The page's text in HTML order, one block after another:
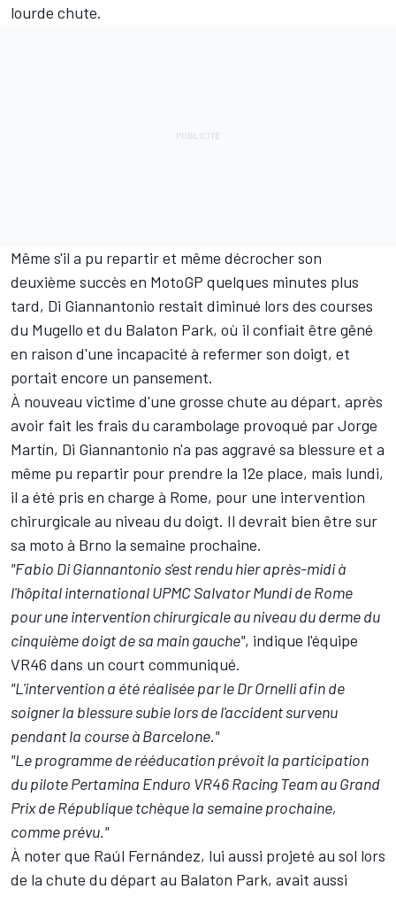
lourde chute.
Même s'il a pu repartir et même décrocher son
deuxième succès en MotoGP quelques minutes plus
tard, Di Giannantonio restait diminué lors des courses
du Mugello et du Balaton Park, où il confiait être gêné
en raison d'une incapacité à refermer son doigt, et
portait encore un pansement.
À nouveau victime d'une grosse chute au départ, après
avoir fait les frais du carambolage provoqué parJorge
Martín, Di Giannantonio n'a pas aggravé sa blessure et a
même pu repartir pour prendre la 12e place, mais lundi,
il a été pris en charge à Rome, pour une intervention
chirurgicale au niveau du doigt. Il devrait bien être sur
sa moto à Brno la semaine prochaine.
"Fabio Di Giannantonio s'est rendu hier après-midi à
l'hôpital international UPMC Salvator Mundi de Rome
pour une intervention chirurgicale au niveau du derme du
cinquième doigt de sa main gauche", indique l'équipe
VR46 dans un court communiqué.
"L'intervention a été réalisée par le Dr Ornelli afin de
soigner la blessure subie lors de l'accident survenu
pendant la course à Barcelone."
"Le programme de rééducation prévoit la participation
du pilote Pertamina Enduro VR46 Racing Team au Grand
Prix de République tchèque la semaine prochaine,
comme prévu."
À noter que Raúl Fernández, lui aussi projeté au sol lors
de la chute du départ au Balaton Park, avait aussi